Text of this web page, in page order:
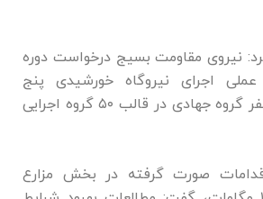
نیروی مقاومت بسیج درخواست دوره
اجرای نیروگاه خورشیدی پنج
کیلووات برای ۲۷۵ نفر گروه جهادی در قالب ۵۰ گروه اجرایی
صورت گرفته در بخش مزارع